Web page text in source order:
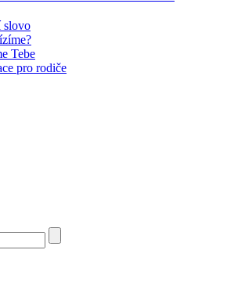
slovo
Tebe
pro rodiče